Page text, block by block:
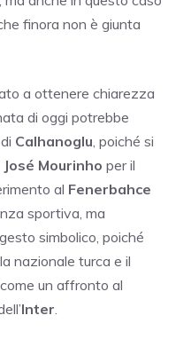
finora non è giunta
a ottenere chiarezza
di oggi potrebbe
Calhanoglu, poiché si
José Mourinho per il
al Fenerbahce
sportiva, ma
simbolico, poiché
nazionale turca e il
un affronto al
Inter.